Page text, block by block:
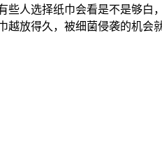
选择纸巾会看是不是够白
得久，被细菌侵袭的机会